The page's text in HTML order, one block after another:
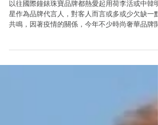
寶界再掀本地明星熱
以往國際鐘錶珠寶品牌都熱愛起用荷李活或中韓明
共鳴，因著疫情的關係，今年不少時尚奢華品牌開